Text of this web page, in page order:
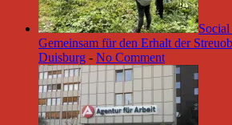
Gemeinsam für den Erhalt der
Duisburg - No Comment